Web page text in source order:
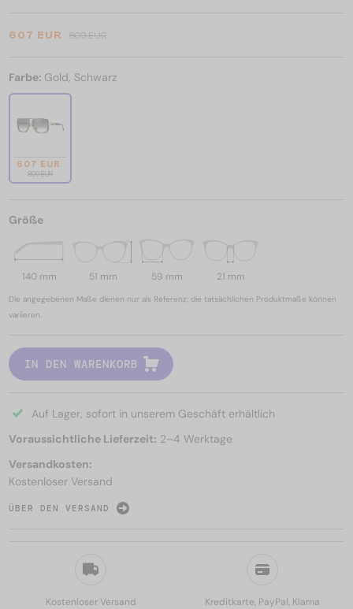
Kostenloser Versand Kreditkarte, PayPal, Klarna
607 EUR 809 EUR
Farbe: Gold, Schwarz
607 EUR
809 EUR
Größe
140 mm 51 mm 59 mm 21 mm
Die angegebenen Maße dienen nur als Referenz; die tatsächlichen Produktmaße können
variieren.
IN DEN WARENKORB
Auf Lager, sofort in unserem Geschäft erhältlich
Voraussichtliche Lieferzeit: 2–4 Werktage
Versandkosten:
Kostenloser Versand
ÜBER DEN VERSAND